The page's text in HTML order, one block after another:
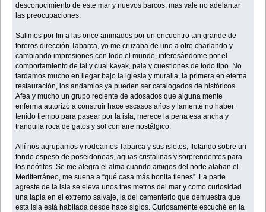
desconocimiento de este mar y nuevos barcos, mas vale no adelantar
las preocupaciones.
Salimos por fin a las once animados por un encuentro tan grande de
foreros dirección Tabarca, yo me cruzaba de uno a otro charlando y
cambiando impresiones con todo el mundo, interesándome por el
comportamiento de tal y cual kayak, pala y cuestiones de todo tipo. No
tardamos mucho en llegar bajo la iglesia y muralla, la primera en eterna
restauración, los andamios ya pueden ser catalogados de históricos.
Afea y mucho un grupo reciente de adosados que alguna mente
enferma autorizó a construir hace escasos años y lamenté no haber
tenido tiempo para pasear por la isla, merece la pena esa ancha y
tranquila roca de gatos y sol con aire nostálgico.
Allí nos agrupamos y rodeamos Tabarca y sus islotes, flotando sobre un
fondo espeso de poseidoneas, aguas cristalinas y sorprendentes para
los neófitos. Se me alegra el alma cuando amigos del norte alaban el
Mediterráneo, me suena a “qué casa más bonita tienes”. La parte
agreste de la isla se eleva unos tres metros del mar y como curiosidad
una tapia en el extremo salvaje, la del cementerio que demuestra que
esta isla está habitada desde hace siglos. Curiosamente escuché en la